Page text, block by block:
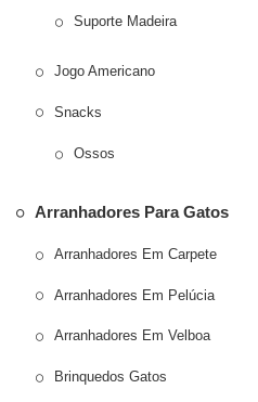
Suporte Madeira
Jogo Americano
Snacks
Ossos
Arranhadores Para Gatos
Arranhadores Em Carpete
Arranhadores Em Pelúcia
Arranhadores Em Velboa
Brinquedos Gatos